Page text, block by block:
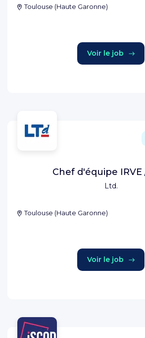
Toulouse (Haute Garonne)
Voir le job
Ltd.
Chef d'équipe IRVE
Toulouse (Haute Garonne)
Voir le job